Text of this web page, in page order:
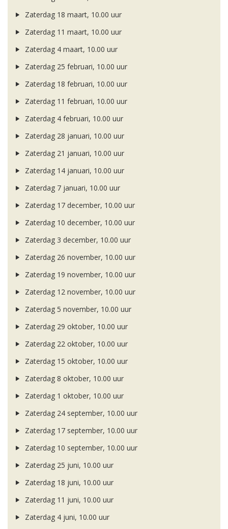
Zaterdag 18 maart, 10.00 uur
Zaterdag 11 maart, 10.00 uur
Zaterdag 4 maart, 10.00 uur
Zaterdag 25 februari, 10.00 uur
Zaterdag 18 februari, 10.00 uur
Zaterdag 11 februari, 10.00 uur
Zaterdag 4 februari, 10.00 uur
Zaterdag 28 januari, 10.00 uur
Zaterdag 21 januari, 10.00 uur
Zaterdag 14 januari, 10.00 uur
Zaterdag 7 januari, 10.00 uur
Zaterdag 17 december, 10.00 uur
Zaterdag 10 december, 10.00 uur
Zaterdag 3 december, 10.00 uur
Zaterdag 26 november, 10.00 uur
Zaterdag 19 november, 10.00 uur
Zaterdag 12 november, 10.00 uur
Zaterdag 5 november, 10.00 uur
Zaterdag 29 oktober, 10.00 uur
Zaterdag 22 oktober, 10.00 uur
Zaterdag 15 oktober, 10.00 uur
Zaterdag 8 oktober, 10.00 uur
Zaterdag 1 oktober, 10.00 uur
Zaterdag 24 september, 10.00 uur
Zaterdag 17 september, 10.00 uur
Zaterdag 10 september, 10.00 uur
Zaterdag 25 juni, 10.00 uur
Zaterdag 18 juni, 10.00 uur
Zaterdag 11 juni, 10.00 uur
Zaterdag 4 juni, 10.00 uur